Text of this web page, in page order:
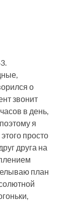
о
звонит
в день,
я
просто
друга на
план